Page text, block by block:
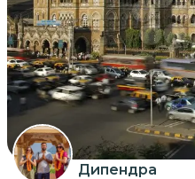
Дипендра